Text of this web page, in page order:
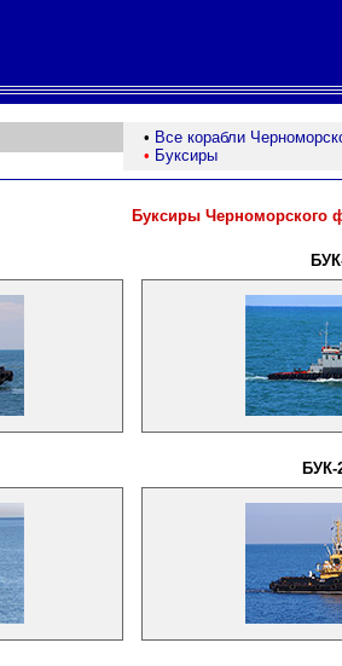
• Все корабли
• Буксиры
Буксиры Черноморского
БУК-